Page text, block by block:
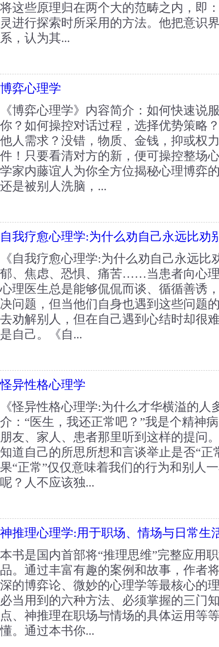
将这些原理归在两个大的范畴之内，即
灵进行探索时所采用的方法。他把意识
系，认为其...
博弈心理学
《博弈心理学》内容简介：如何快速说
你？如何操控对话过程，选择优势策略
他人需求？没错，物质、金钱，抑或权
件！只要看清对方的新，便可操控整场
学家内藤谊人为你全方位揭秘心理博
还是被别人洗脑，...
自我疗愈心理学:为什么劝自己永远比劝
《自我疗愈心理学:为什么劝自己永远
郁、焦虑、恐惧、痛苦……当患者向心
心理医生总是能够侃侃而谈、循循善诱
决问题，但当他们自身也遇到这些问题
去劝解别人，但在自己遇到心结时却很
是自己。《自...
怪异性格心理学
《怪异性格心理学:为什么才华横溢的人
介：“医生，我还正常吧？”我是个精神
朋友、家人、患者那里听到这样的提问
知道自己的所思所想和言谈举止是否“正
果“正常”仅仅意味着我们的行为和别人
呢？人不应该独...
神推理心理学:用于职场、情场与日常生
本书是国内首部将“推理思维”完整应用
品。通过丰富有趣的案例和故事，作者
深的博弈论、微妙的心理学等最核心的
必当用到的六种方法、必须掌握的三门
点、神推理在职场与情场的具体运用等
懂。通过本书你...